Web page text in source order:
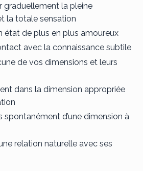
graduellement la pleine
la totale sensation
état de plus en plus amoureux
avec la connaissance subtile
de vos dimensions et leurs
dans la dimension appropriée
spontanément d’une dimension à
relation naturelle avec ses